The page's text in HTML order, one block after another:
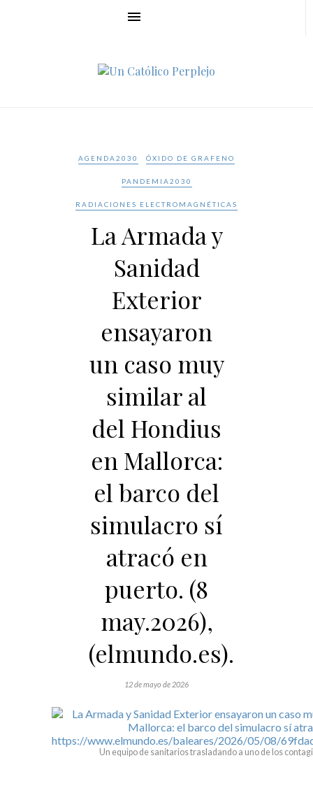
AGENDA2030 ÓXIDO DE GRAFENO
PANDEMIA2030
RADIACIONES ELECTROMAGNÉTICAS
La Armada y
Sanidad
Exterior
ensayaron
un caso muy
similar al
del Hondius
en Mallorca:
el barco del
simulacro sí
atracó en
puerto. (8
may.2026),
(elmundo.es).
12 de mayo de 2026
Un equipo de sanitarios trasladando a uno de los